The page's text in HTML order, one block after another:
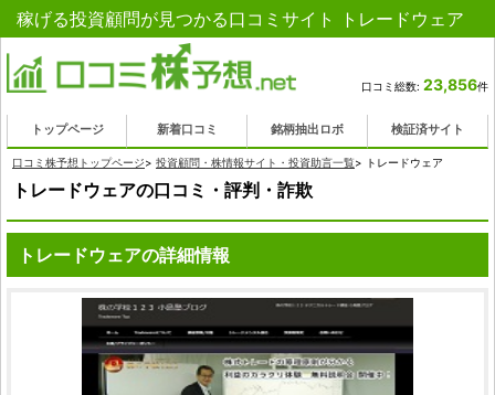
稼げる投資顧問が見つかる口コミサイト トレードウェア
口コミ総数: 23,856件
トップページ 新着口コミ 銘柄抽出ロボ 検証済サイト
口コミ株予想トップページ> 投資顧問・株情報サイト・投資助言一覧> トレードウェア
トレードウェアの口コミ・評判・詐欺
トレードウェアの詳細情報